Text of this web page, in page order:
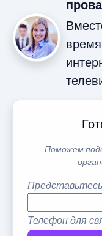
Поможем
Телефон для